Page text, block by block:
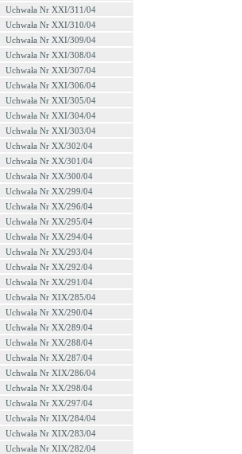
Uchwała Nr XXI/311/04
Uchwała Nr XXI/310/04
Uchwała Nr XXI/309/04
Uchwała Nr XXI/308/04
Uchwała Nr XXI/307/04
Uchwała Nr XXI/306/04
Uchwała Nr XXI/305/04
Uchwała Nr XXI/304/04
Uchwała Nr XXI/303/04
Uchwała Nr XX/302/04
Uchwała Nr XX/301/04
Uchwała Nr XX/300/04
Uchwała Nr XX/299/04
Uchwała Nr XX/296/04
Uchwała Nr XX/295/04
Uchwała Nr XX/294/04
Uchwała Nr XX/293/04
Uchwała Nr XX/292/04
Uchwała Nr XX/291/04
Uchwała Nr XIX/285/04
Uchwała Nr XX/290/04
Uchwała Nr XX/289/04
Uchwała Nr XX/288/04
Uchwała Nr XX/287/04
Uchwała Nr XIX/286/04
Uchwała Nr XX/298/04
Uchwała Nr XX/297/04
Uchwała Nr XIX/284/04
Uchwała Nr XIX/283/04
Uchwała Nr XIX/282/04